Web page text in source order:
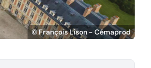
© François Lison - Cémaprod